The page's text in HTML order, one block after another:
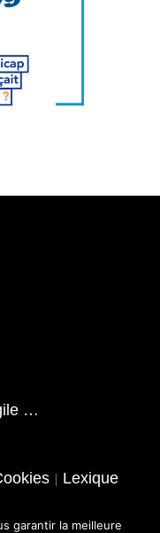
…
| Lexique
garantir la meilleure